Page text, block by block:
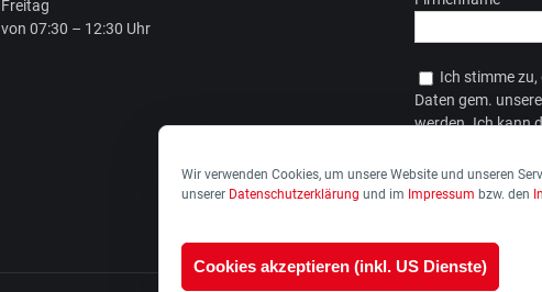
Wir verwenden Cookies, um unsere Website und unseren
unserer Datenschutzerklärung und im Impressum bzw. den
Cookies akzeptieren (inkl. US Dienste)
Frei­tag
von 07:30 – 12:30 Uhr
Ich stimme
Daten gem.
werden. Ich kann